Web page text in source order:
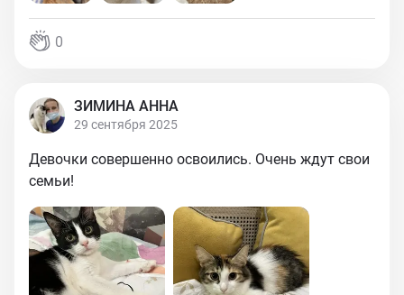
0
ЗИМИНА АННА
29 сентября 2025
Девочки совершенно освоились. Очень ждут свои
семьи!